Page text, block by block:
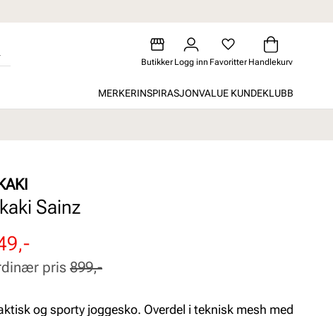
Butikker Logg inn Favoritter Handlekurv
MERKERINSPIRASJONVALUE KUNDEKLUBB
Sainz
pris 899,-
og sporty joggesko. Overdel i teknisk mesh med